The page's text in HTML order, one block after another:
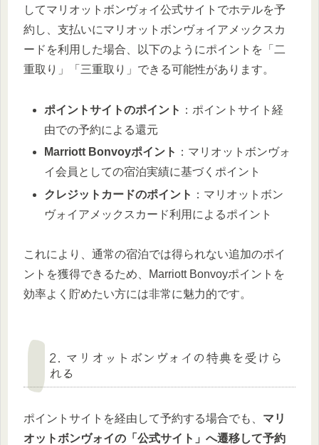
してマリオットボンヴォイ公式サイトでホテルを予
約し、支払いにマリオットボンヴォイアメックスカ
ードを利用した場合、以下のようにポイントを「二
重取り」「三重取り」できる可能性があります。
ポイントサイトのポイント ：ポイントサイト経
由での予約による還元
Marriott Bonvoyポイント ：マリオットボンヴォ
イ会員としての宿泊実績に基づくポイント
クレジットカードのポイント ：マリオットボン
ヴォイアメックスカード利用によるポイント
これにより、通常の宿泊では得られない追加のポイ
ントを獲得できるため、Marriott Bonvoyポイントを
効率よく貯めたい方には非常に魅力的です。
2. マリオットボンヴォイの特典を受けら
れる
ポイントサイトを経由して予約する場合でも、 マリ
オットボンヴォイの「公式サイト」へ遷移して予約